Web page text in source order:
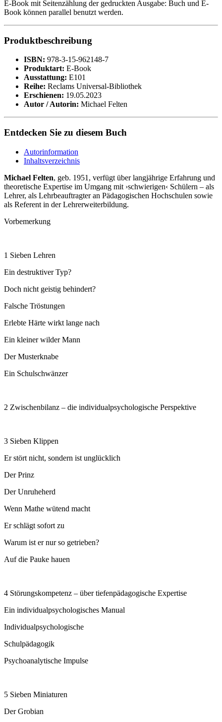
E-Book mit Seitenzählung der gedruckten Ausgabe: Buch und E-
Book können parallel benutzt werden.
Produktbeschreibung
ISBN: 978-3-15-962148-7
Produktart: E-Book
Ausstattung: E101
Reihe: Reclams Universal-Bibliothek
Erschienen: 19.05.2023
Autor / Autorin: Michael Felten
Entdecken Sie zu diesem Buch
Autorinformation
Inhaltsverzeichnis
Michael Felten, geb. 1951, verfügt über langjährige Erfahrung und
theoretische Expertise im Umgang mit ›schwierigen‹ Schülern – als
Lehrer, als Lehrbeauftragter an Pädagogischen Hochschulen sowie
als Referent in der Lehrerweiterbildung.
Vorbemerkung
1 Sieben Lehren
Ein destruktiver Typ?
Doch nicht geistig behindert?
Falsche Tröstungen
Erlebte Härte wirkt lange nach
Ein kleiner wilder Mann
Der Musterknabe
Ein Schulschwänzer
2 Zwischenbilanz – die individualpsychologische Perspektive
3 Sieben Klippen
Er stört nicht, sondern ist unglücklich
Der Prinz
Der Unruheherd
Wenn Mathe wütend macht
Er schlägt sofort zu
Warum ist er nur so getrieben?
Auf die Pauke hauen
4 Störungskompetenz – über tiefenpädagogische Expertise
Ein individualpsychologisches Manual
Individualpsychologische
Schulpädagogik
Psychoanalytische Impulse
5 Sieben Miniaturen
Der Grobian